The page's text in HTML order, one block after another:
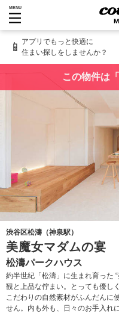
MENU
📱 アプリでもっと快適に
住まい探しをしませんか？
この物件は
渋谷区松濤（神泉駅）
美魔女マダムの宴
松濤パークハウス
約半世紀「松濤」に生まれ育った
観と上品な佇まい。とっても優し
こだわりの自然素材がふんだんに
せん。内も外も、日々のお手入れ